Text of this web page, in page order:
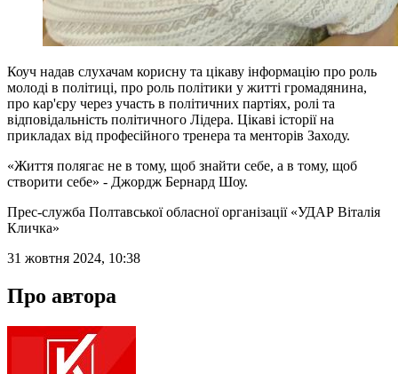
Коуч надав слухачам корисну та цікаву інформацію про роль
молоді в політиці, про роль політики у житті громадянина,
про кар'єру через участь в політичних партіях, ролі та
відповідальність політичного Лідера. Цікаві історії на
прикладах від професійного тренера та менторів Заходу.
«Життя полягає не в тому, щоб знайти себе, а в тому, щоб
створити себе» - Джордж Бернард Шоу.
Прес-служба Полтавської обласної організації «УДАР Віталія
Кличка»
31 жовтня 2024, 10:38
Про автора